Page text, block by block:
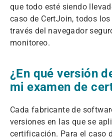
que todo esté siendo
caso de CertJoin, todos
través del navegador
monitoreo.
¿En qué versión
mi examen de
Cada fabricante de
versiones en las que se
certificación. Para el caso